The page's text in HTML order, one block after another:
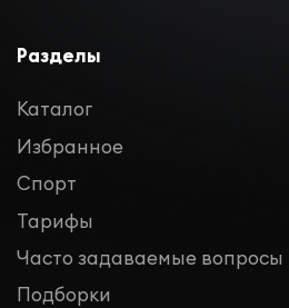
Разделы
Каталог
Избранное
Спорт
Тарифы
Часто задаваемые вопросы
Подборки